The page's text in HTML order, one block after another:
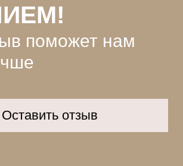
поможет нам
Оставить отзыв